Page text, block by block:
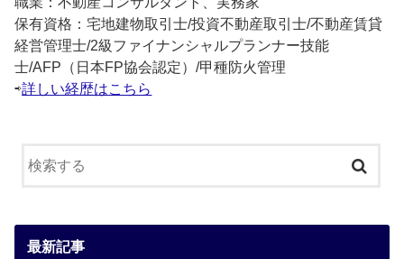
保有資格：宅地建物取引士/投資不動産取引士/不動産賃貸
経営管理士/2級ファイナンシャルプランナー技能
士/AFP（日本FP協会認定）/甲種防火管理
⇨詳しい経歴はこちら
最新記事